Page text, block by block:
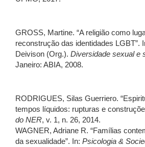
GROSS, Martine. “A religião como
reconstrução das identidades LGBT”.
Deivison (Org.). Diversidade sexual e
Janeiro: ABIA, 2008.
RODRIGUES, Silas Guerriero.
tempos líquidos: rupturas e
do NER, v. 1, n. 26, 2014.
WAGNER, Adriane R. “Famílias
da sexualidade”. In: Psicologia &